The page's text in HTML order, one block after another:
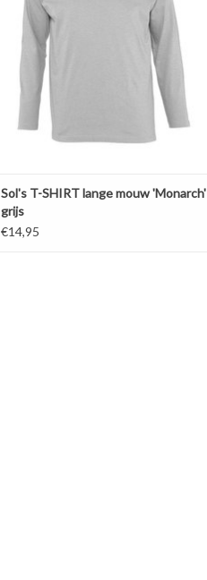
katoen (150 gr. p/m)
Versterkte nek- en schoudernaden.
Dubbele rib halsboord.
TOEVOEGEN AAN WINKELWAGEN
Sol's T-SHIRT lange mouw 'Monarch'
grijs
€14,95